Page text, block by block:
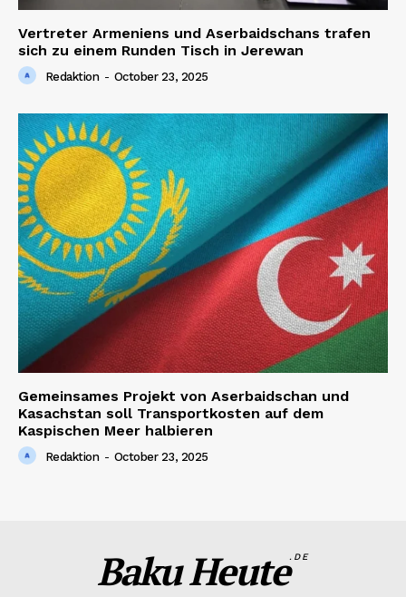
Vertreter Armeniens und Aserbaidschans trafen
sich zu einem Runden Tisch in Jerewan
Redaktion - October 23, 2025
Gemeinsames Projekt von Aserbaidschan und
Kasachstan soll Transportkosten auf dem
Kaspischen Meer halbieren
Redaktion - October 23, 2025
Baku Heute.DE